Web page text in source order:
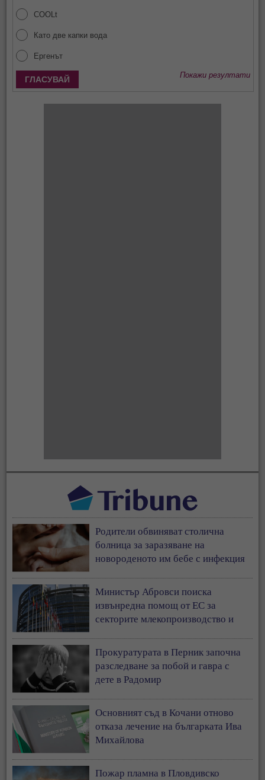
COOLt
Като две капки вода
Ергенът
Покажи резултати
Родители обвиняват столична
болница за заразяване на
новороденото им бебе с инфекция
Министър Абровси поиска
извънредна помощ от ЕС за
секторите млекопроизводство и
Прокуратурата в Перник започна
разследване за побой и гавра с
дете в Радомир
Основният съд в Кочани отново
отказа лечение на българката Ива
Михайлова
Пожар пламна в Пловдивско